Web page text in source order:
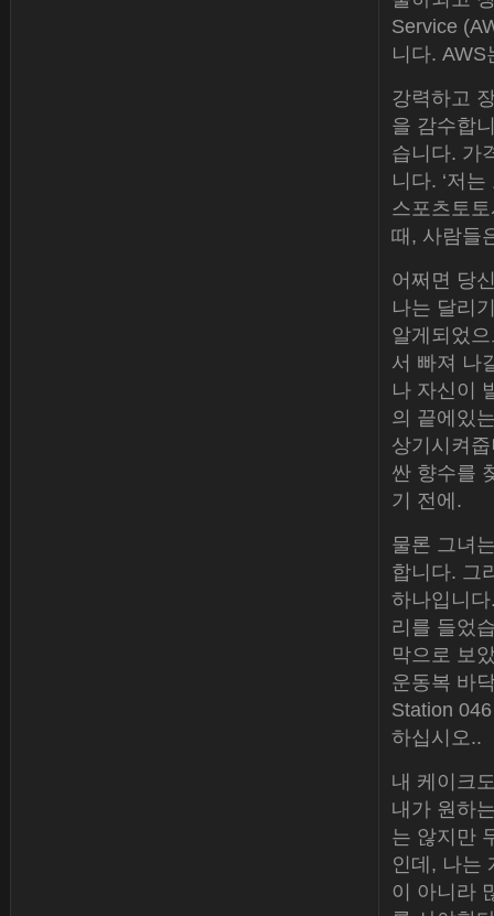
Service
니다.
강력하고
을 감수합
습니다. 가
니다. ‘저
스포츠토
때, 사람들
어쩌면 당
나는 달리
알게되었
서 빠져 나
나 자신이
의 끝에있
상기시켜
싼 향수를
기 전에.
물론 그녀
합니다. 그
하나입니
리를 들었
막으로 보
운동복 바
Station
하십시오..
내 케이크
내가 원하
는 않지만
인데, 나는
이 아니라